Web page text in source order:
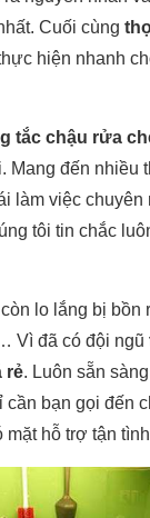
Cuối cùng
hiện nhanh
tắc chậu rửa
Mang đến nhiều
làm việc chuyên
tôi tin chắc
lo lắng bị bồn
Vì đã có đội ngũ
rẻ. Luôn sẵn
bạn gọi đến
mặt hỗ trợ tận